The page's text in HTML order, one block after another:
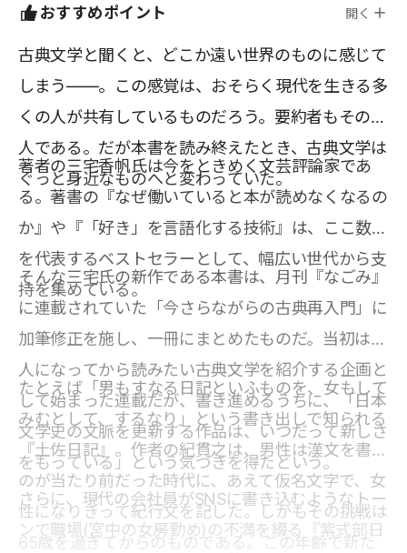
おすすめポイント 開く
古典文学と聞くと、どこか遠い世界のものに感じて
しまう――。この感覚は、おそらく現代を生きる多
くの人が共有しているものだろう。要約者もその一
人である。だが本書を読み終えたとき、古典文学は
ぐっと身近なものへと変わっていた。
著者の三宅香帆氏は今をときめく文芸評論家であ
る。著書の『なぜ働いていると本が読めなくなるの
か』や『「好き」を言語化する技術』は、ここ数年
を代表するベストセラーとして、幅広い世代から支
持を集めている。
そんな三宅氏の新作である本書は、月刊『なごみ』
に連載されていた「今さらながらの古典再入門」に
加筆修正を施し、一冊にまとめたものだ。当初は大
人になってから読みたい古典文学を紹介する企画と
して始まった連載だが、書き進めるうちに、「日本
文学史の文脈を更新する作品は、いつだって新しさ
をもっている」という気づきを得たという。
たとえば「男もすなる日記といふものを、女もして
みむとして、するなり」という書き出しで知られる
『土佐日記』。作者の紀貫之は、男性は漢文を書く
のが当たり前だった時代に、あえて仮名文字で、女
性になりきって紀行文を記した。しかもその挑戦は
65歳を過ぎてからのものである。この年齢で新た
さらに、現代の会社員がSNSに書き込むようなトー
ンで職場(宮中の女房勤め)の不満を綴る『紫式部日